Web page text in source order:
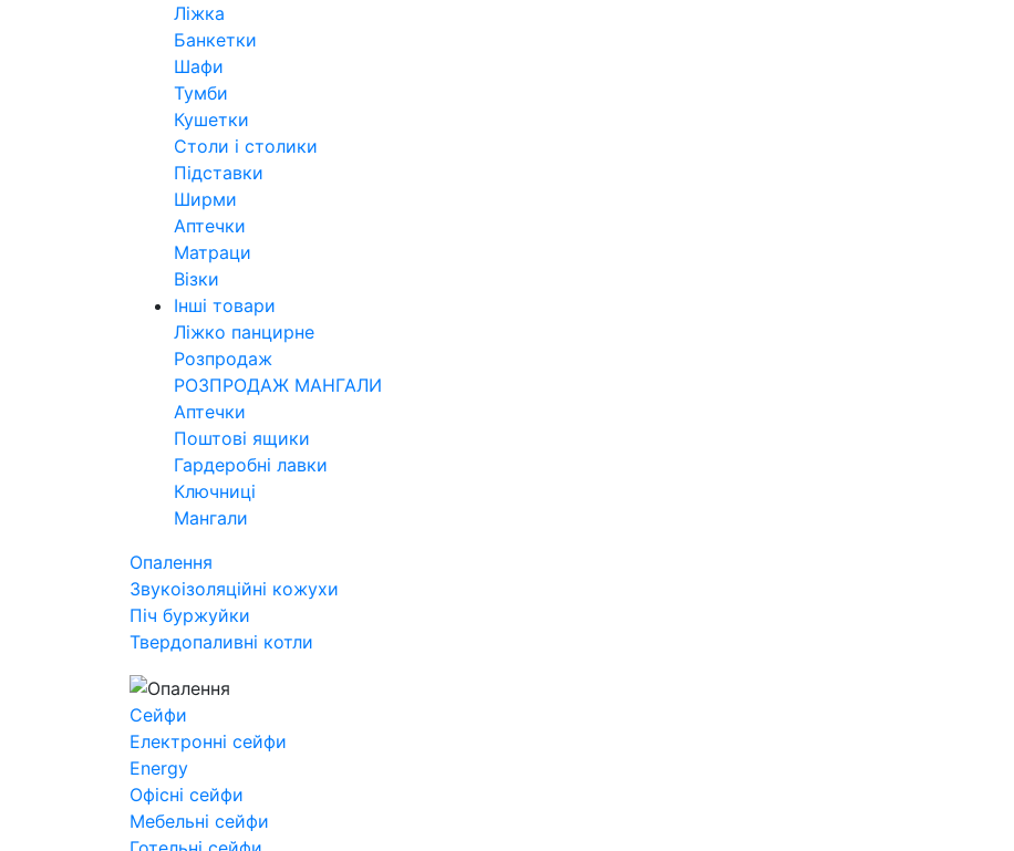
Ліжка
Банкетки
Шафи
Тумби
Кушетки
Столи і столики
Підставки
Ширми
Аптечки
Матраци
Візки
Інші товари
Ліжко панцирне
Розпродаж
РОЗПРОДАЖ МАНГАЛИ
Аптечки
Поштові ящики
Гардеробні лавки
Ключниці
Мангали
Опалення
Звукоізоляційні кожухи
Піч буржуйки
Твердопаливні котли
Сейфи
Електронні сейфи
Energy
Офісні сейфи
Мебельні сейфи